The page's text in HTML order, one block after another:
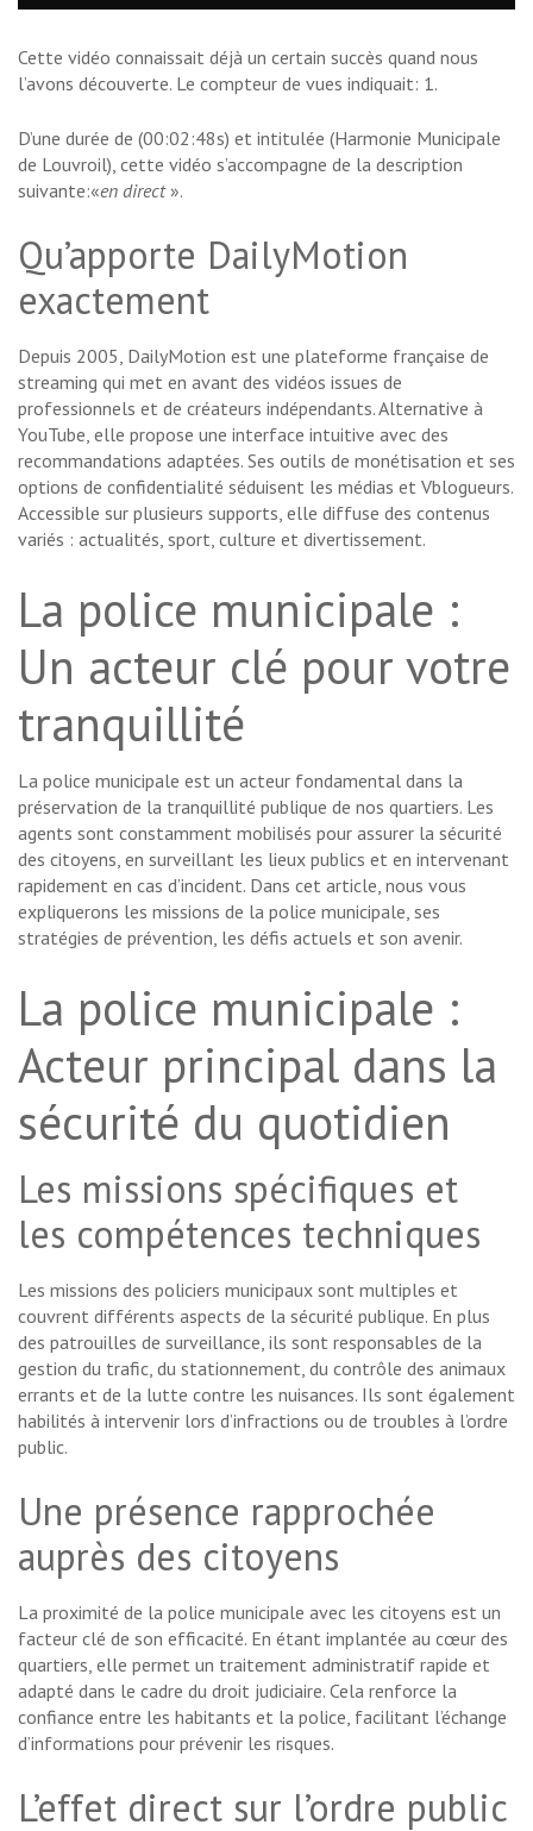
Cette vidéo connaissait déjà un certain succès quand nous
l’avons découverte. Le compteur de vues indiquait: 1.
D’une durée de (00:02:48s) et intitulée (Harmonie Municipale
de Louvroil), cette vidéo s’accompagne de la description
suivante:«en direct ».
Qu’apporte DailyMotion
exactement
Depuis 2005, DailyMotion est une plateforme française de
streaming qui met en avant des vidéos issues de
professionnels et de créateurs indépendants. Alternative à
YouTube, elle propose une interface intuitive avec des
recommandations adaptées. Ses outils de monétisation et ses
options de confidentialité séduisent les médias et Vblogueurs.
Accessible sur plusieurs supports, elle diffuse des contenus
variés : actualités, sport, culture et divertissement.
La police municipale :
Un acteur clé pour votre
tranquillité
La police municipale est un acteur fondamental dans la
préservation de la tranquillité publique de nos quartiers. Les
agents sont constamment mobilisés pour assurer la sécurité
des citoyens, en surveillant les lieux publics et en intervenant
rapidement en cas d’incident. Dans cet article, nous vous
expliquerons les missions de la police municipale, ses
stratégies de prévention, les défis actuels et son avenir.
La police municipale :
Acteur principal dans la
sécurité du quotidien
Les missions spécifiques et
les compétences techniques
Les missions des policiers municipaux sont multiples et
couvrent différents aspects de la sécurité publique. En plus
des patrouilles de surveillance, ils sont responsables de la
gestion du trafic, du stationnement, du contrôle des animaux
errants et de la lutte contre les nuisances. Ils sont également
habilités à intervenir lors d’infractions ou de troubles à l’ordre
public.
Une présence rapprochée
auprès des citoyens
La proximité de la police municipale avec les citoyens est un
facteur clé de son efficacité. En étant implantée au cœur des
quartiers, elle permet un traitement administratif rapide et
adapté dans le cadre du droit judiciaire. Cela renforce la
confiance entre les habitants et la police, facilitant l’échange
d’informations pour prévenir les risques.
L’effet direct sur l’ordre public